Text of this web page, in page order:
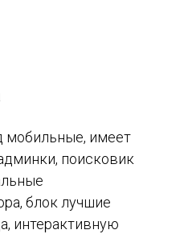
мобильные, имеет
поисковик
блок лучшие
интерактивную